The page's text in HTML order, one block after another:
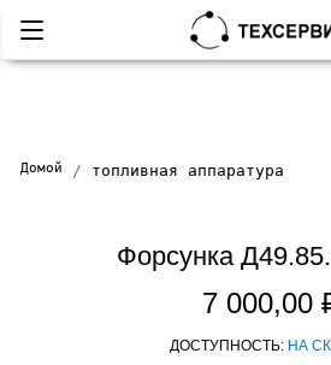
Домой топливная аппаратура
Форсунка
7 000,00
ДОСТУПНОСТЬ: НА